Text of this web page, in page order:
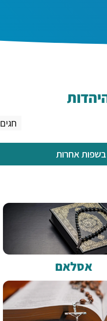
חגים
בשפות אחרות
אסלאם